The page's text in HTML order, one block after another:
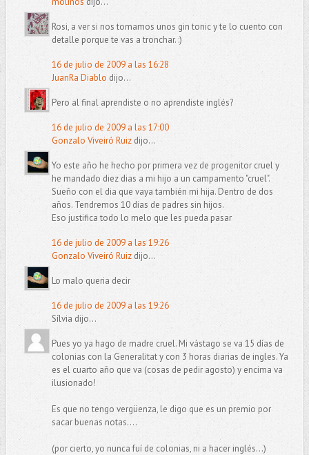
Rosi, a ver si nos tomamos unos gin tonic y te lo cuento con
detalle porque te vas a tronchar. :)
16 de julio de 2009 a las 16:28
JuanRa Diablo dijo...
Pero al final aprendiste o no aprendiste inglés?
16 de julio de 2009 a las 17:00
Gonzalo Viveiró Ruizdijo...
Yo este año he hecho por primera vez de progenitor cruel y
he mandado diez dias a mi hijo a un campamento "cruel".
Sueño con el dia que vaya también mi hija. Dentro de dos
años. Tendremos 10 dias de padres sin hijos.
Eso justifica todo lo melo que les pueda pasar
16 de julio de 2009 a las 19:26
Gonzalo Viveiró Ruizdijo...
Lo malo queria decir
16 de julio de 2009 a las 19:26
Sílvia dijo...
Pues yo ya hago de madre cruel. Mi vástago se va 15 días de
colonias con la Generalitat y con 3 horas diarias de ingles. Ya
es el cuarto año que va (cosas de pedir agosto) y encima va
ilusionado!
Es que no tengo vergüenza, le digo que es un premio por
sacar buenas notas....
(por cierto, yo nunca fuí de colonias, ni a hacer inglés...)